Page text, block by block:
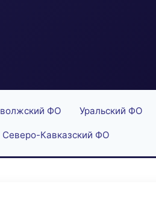
ФО Уральский ФО
Северо-Кавказский ФО